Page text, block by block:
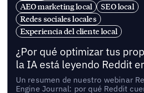
AEO marketing local
SEO local
Redes sociales locales
Experiencia del cliente local
¿Por qué optimizar tus
la IA está leyendo Reddit
Un resumen de nuestro webinar
Engine Journal: por qué Reddit